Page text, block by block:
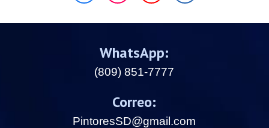
WhatsApp:
(809) 851-7777
Correo:
PintoresSD@gmail.com